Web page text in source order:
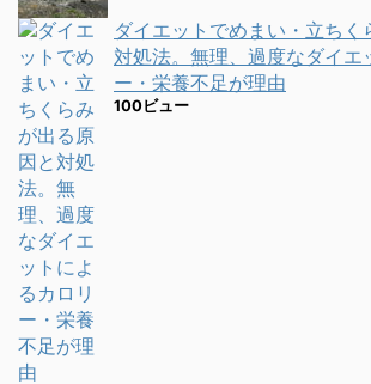
ダイエットでめまい・立ちく
対処法。無理、過度なダイエ
ー・栄養不足が理由
100ビュー